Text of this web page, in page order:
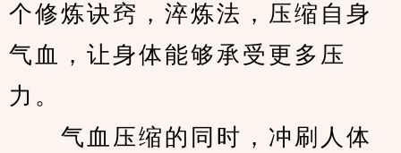
个修炼诀窍，淬炼法，压缩自身
气血，让身体能够承受更多压
力。
气血压缩的同时，冲刷人体